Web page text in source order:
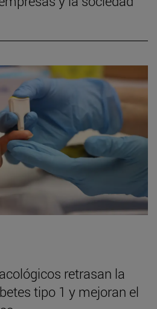
retrasan la
tipo 1 y mejoran el